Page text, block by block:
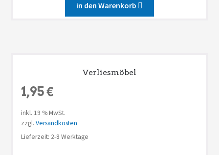
in den Warenkorb
Verliesmöbel
1,95€
inkl. 19 % MwSt.
zzgl. Versandkosten
Lieferzeit: 2-8 Werktage